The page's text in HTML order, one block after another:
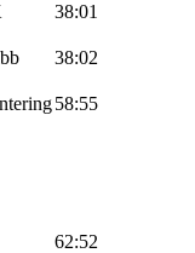
38:01
38:02
58:55
62:52